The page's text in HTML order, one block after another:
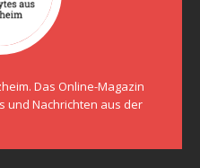
Das Online-Magazin
und Nachrichten aus der